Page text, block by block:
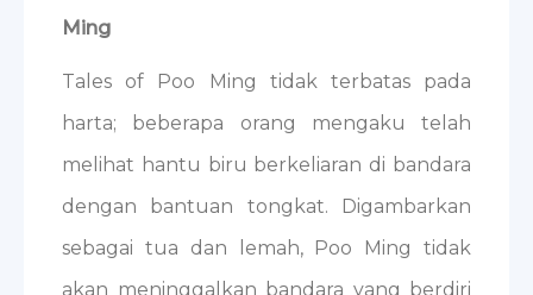
Ming
Tales of Poo Ming tidak terbatas pada
harta; beberapa orang mengaku telah
melihat hantu biru berkeliaran di bandara
dengan bantuan tongkat. Digambarkan
sebagai tua dan lemah, Poo Ming tidak
akan meninggalkan bandara yang berdiri